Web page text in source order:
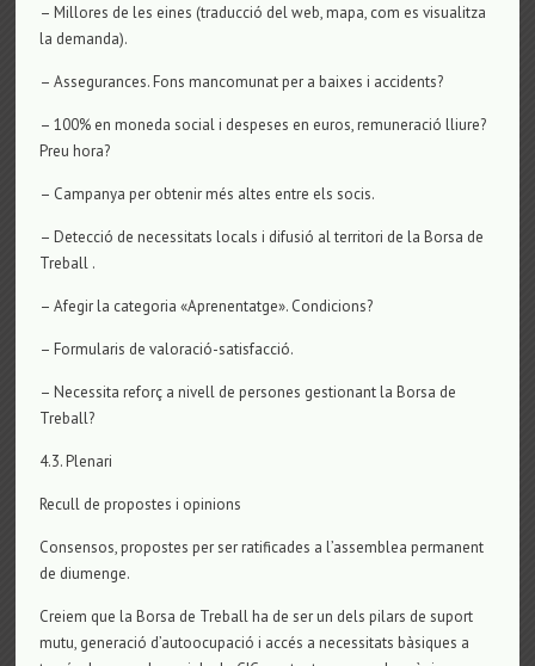
– Millores de les eines (traducció del web, mapa, com es visualitza
la demanda).
– Assegurances. Fons mancomunat per a baixes i accidents?
– 100% en moneda social i despeses en euros, remuneració lliure?
Preu hora?
– Campanya per obtenir més altes entre els socis.
– Detecció de necessitats locals i difusió al territori de la Borsa de
Treball .
– Afegir la categoria «Aprenentatge». Condicions?
– Formularis de valoració-satisfacció.
– Necessita reforç a nivell de persones gestionant la Borsa de
Treball?
4.3. Plenari
Recull de propostes i opinions
Consensos, propostes per ser ratificades a l’assemblea permanent
de diumenge.
Creiem que la Borsa de Treball ha de ser un dels pilars de suport
mutu, generació d’autoocupació i accés a necessitats bàsiques a